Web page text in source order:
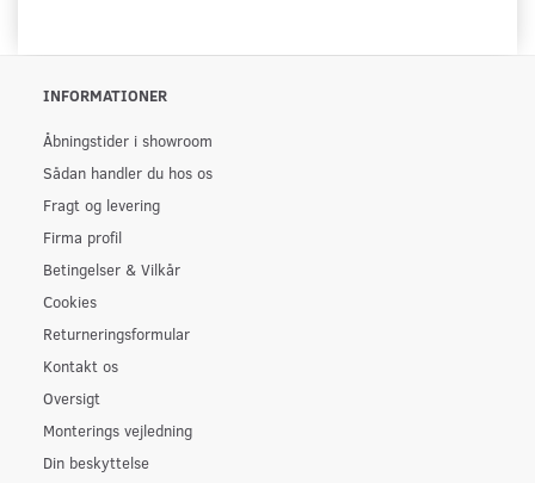
INFORMATIONER
Åbningstider i showroom
Sådan handler du hos os
Fragt og levering
Firma profil
Betingelser & Vilkår
Cookies
Returneringsformular
Kontakt os
Oversigt
Monterings vejledning
Din beskyttelse